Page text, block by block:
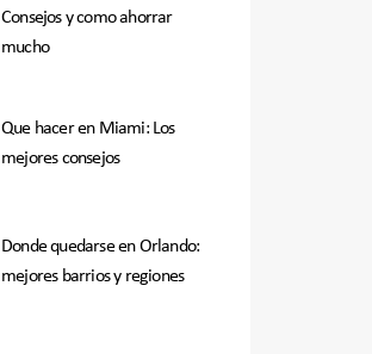
Consejos y como ahorrar
mucho
Que hacer en Miami: Los
mejores consejos
Donde quedarse en Orlando:
mejores barrios y regiones